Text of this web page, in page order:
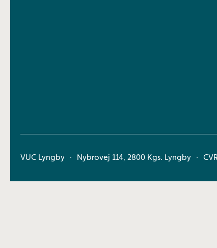
VUC Lyngby Nybrovej 114, 2800 Kgs. Lyngby